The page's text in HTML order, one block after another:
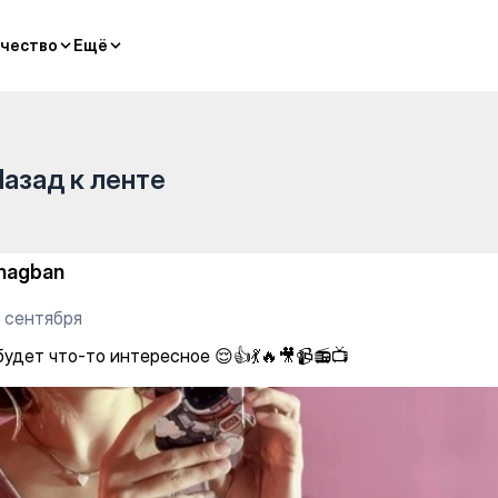
Ещё
Ещё
к ленте
сентября
что-то интересное 😌👍💃🔥🎥📹📻📺